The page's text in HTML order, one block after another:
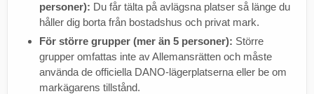
personer): Du får tälta på avlägsna platser så länge du
håller dig borta från bostadshus och privat mark.
För större grupper (mer än 5 personer): Större
grupper omfattas inte av Allemansrätten och måste
använda de officiella DANO-lägerplatserna eller be om
markägarens tillstånd.